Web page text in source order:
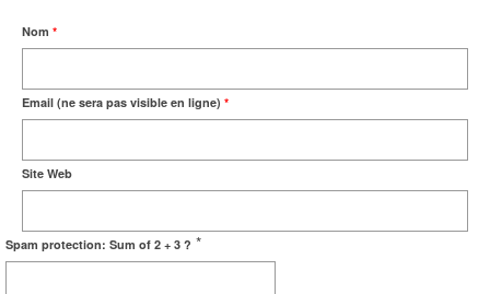
Nom *
Email (ne sera pas visible en ligne) *
Site Web
Spam protection: Sum of 2 + 3 ? *